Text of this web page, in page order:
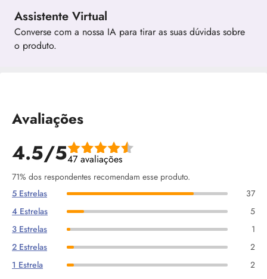
Assistente Virtual
Converse com a nossa IA para tirar as suas dúvidas sobre
o produto.
Avaliações
4.5/547 avaliações
71% dos respondentes recomendam esse produto.
5 Estrelas
37
4 Estrelas
5
3 Estrelas
1
2 Estrelas
2
1 Estrela
2